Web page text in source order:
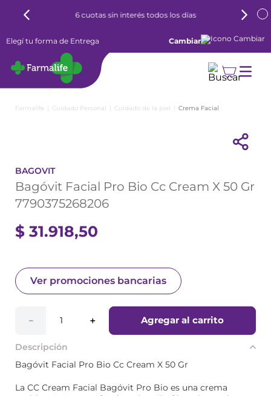
6 cuotas sin interés todos los días
Elegí tu forma de Entrega Cambiar
Cuidado Personal Cuidado de la piel Crema Facial
BAGOVIT
Bagóvit Facial Pro Bio Cc Cream X 50 Gr
7790375268206
$ 31.918,50
Ver promociones bancarias
＋
－ Agregar al carrito
Descripción
Bagóvit Facial Pro Bio Cc Cream X 50 Gr
La CC Cream Facial Bagóvit Pro Bio es una crema